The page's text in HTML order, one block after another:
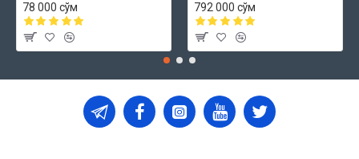
78 000 сўм
792 000 сўм